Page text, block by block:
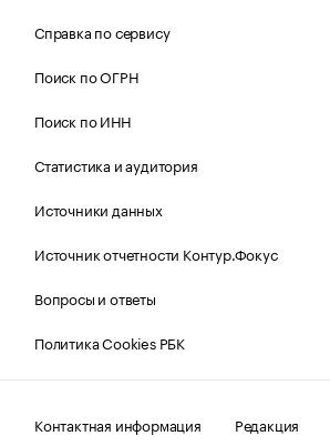
Справка по сервису
Поиск по ОГРН
Поиск по ИНН
Статистика и аудитория
Источники данных
Источник отчетности Контур.Фокус
Вопросы и ответы
Политика Cookies РБК
Контактная информация
Редакция